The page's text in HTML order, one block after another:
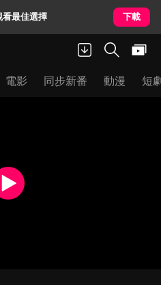
最佳選擇 下載
電影 同步新番 動漫 短